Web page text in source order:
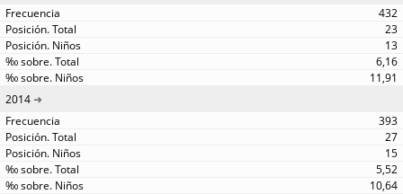
432
23
13
6,16
11,91
2014
393
27
15
5,52
10,64